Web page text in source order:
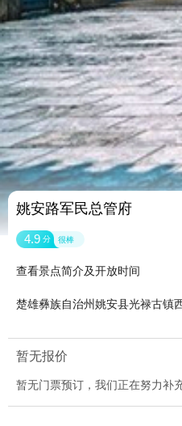
姚安路军民总管府
4.9 分 很棒
查看景点简介及开放时间
楚雄彝族自治州姚安县光禄古镇
暂无报价
暂无门票预订，我们正在努力补